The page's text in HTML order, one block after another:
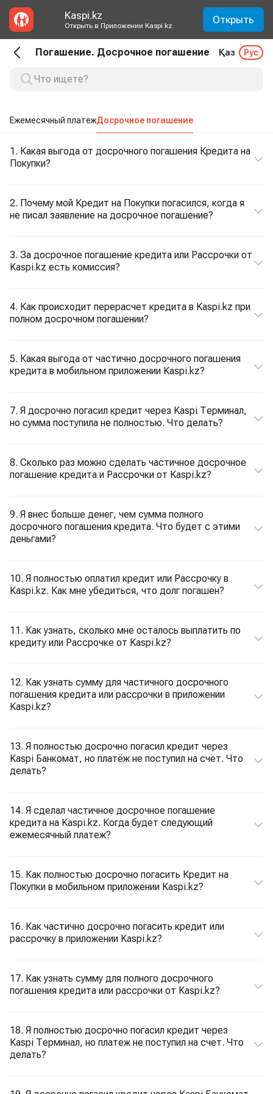
Kaspi.kz
Открыть в Приложении Kaspi.kz Открыть
Погашение. Досрочное погашение Қаз Рус
Ежемесячный платежДосрочное погашение
1. Какая выгода от досрочного погашения Кредита на
Покупки?
2. Почему мой Кредит на Покупки погасился, когда я
не писал заявление на досрочное погашение?
3. За досрочное погашение кредита или Рассрочки от
Kaspi.kz есть комиссия?
4. Как происходит перерасчет кредита в Kaspi.kz при
полном досрочном погашении?
5. Какая выгода от частично досрочного погашения
кредита в мобильном приложении Kaspi.kz?
7. Я досрочно погасил кредит через Kaspi Терминал,
но сумма поступила не полностью. Что делать?
8. Сколько раз можно сделать частичное досрочное
погашение кредита и Рассрочки от Kaspi.kz?
9. Я внес больше денег, чем сумма полного
досрочного погашения кредита. Что будет с этими
деньгами?
10. Я полностью оплатил кредит или Рассрочку в
Kaspi.kz. Как мне убедиться, что долг погашен?
11. Как узнать, сколько мне осталось выплатить по
кредиту или Рассрочке от Kaspi.kz?
12. Как узнать сумму для частичного досрочного
погашения кредита или рассрочки в приложении
Kaspi.kz?
13. Я полностью досрочно погасил кредит через
Kaspi Банкомат, но платёж не поступил на счёт. Что
делать?
14. Я сделал частичное досрочное погашение
кредита на Kaspi.kz. Когда будет следующий
ежемесячный платеж?
15. Как полностью досрочно погасить Кредит на
Покупки в мобильном приложении Kaspi.kz?
16. Как частично досрочно погасить кредит или
рассрочку в приложении Kaspi.kz?
17. Как узнать сумму для полного досрочного
погашения кредита или рассрочки от Kaspi.kz?
18. Я полностью досрочно погасил кредит через
Kaspi Терминал, но платеж не поступил на счет. Что
делать?